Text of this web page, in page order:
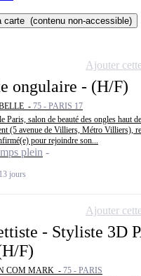
carte (contenu non-accessible)
ongulaire - (H/F)
- 75 - PARIS 17
Paris, salon de beauté des ongles haut
(5 avenue de Villiers, Métro Villiers),
pour rejoindre son...
plein
jours
Ajouter
- Styliste 3D
F)
COM MARK - 75 - PARIS
Ajouter